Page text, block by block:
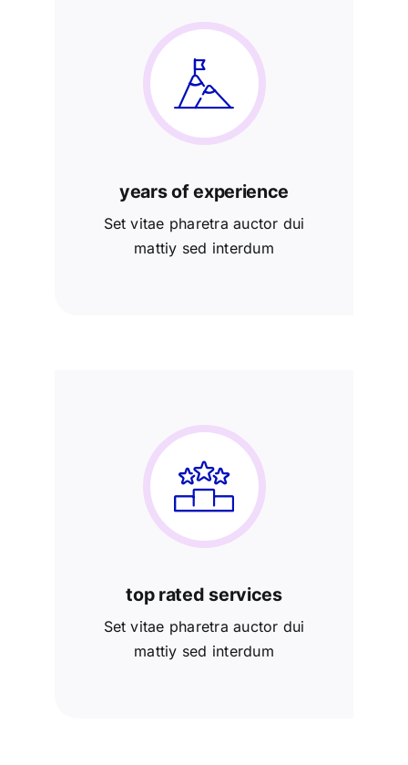
years of experience
Set vitae pharetra auctor dui
mattiy sed interdum
top rated services
Set vitae pharetra auctor dui
mattiy sed interdum